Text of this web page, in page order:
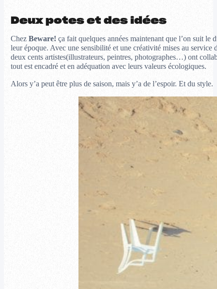
Deux potes et des idées
Chez Beware! ça fait quelques années maintenant que l’on suit
leur époque. Avec une sensibilité et une créativité mises au
deux cents artistes(illustrateurs, peintres, photographes…) ont
tout est encadré et en adéquation avec leurs valeurs écologiques.
Alors y’a peut être plus de saison, mais y’a de l’espoir. Et du style.